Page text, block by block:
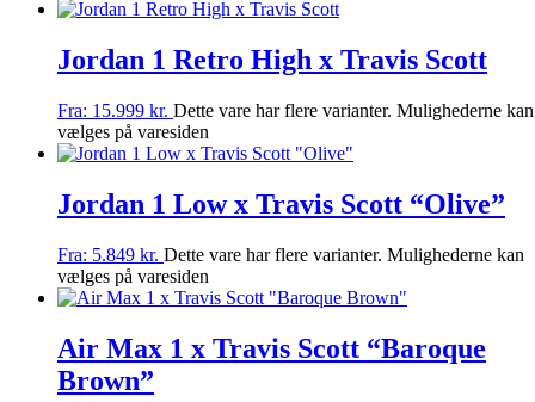
Jordan 1 Retro High x Travis Scott
Fra: 15.999 kr. Dette vare har flere varianter. Mulighederne kan
vælges på varesiden
Jordan 1 Low x Travis Scott “Olive”
Fra: 5.849 kr. Dette vare har flere varianter. Mulighederne kan
vælges på varesiden
Air Max 1 x Travis Scott “Baroque
Brown”